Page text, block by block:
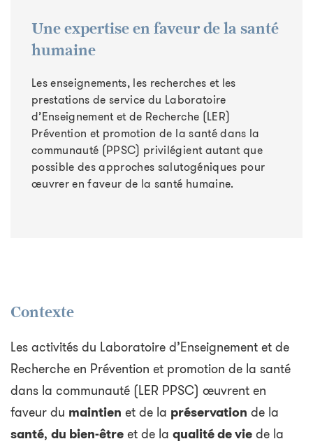
Une expertise en faveur de la santé
humaine
Les enseignements, les recherches et les
prestations de service du Laboratoire
d’Enseignement et de Recherche (LER)
Prévention et promotion de la santé dans la
communauté (PPSC) privilégient autant que
possible des approches salutogéniques pour
œuvrer en faveur de la santé humaine.
Contexte
Les activités du Laboratoire d’Enseignement et de
Recherche en Prévention et promotion de la santé
dans la communauté (LER PPSC) œuvrent en
faveur du maintien et de la préservation de la
santé, du bien-êtreet de la qualité de viede la